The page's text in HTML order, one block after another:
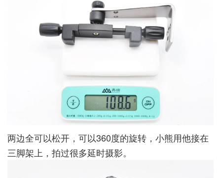
两边全可以松开，可以360度的旋转，小熊用他接在
三脚架上，拍过很多延时摄影。